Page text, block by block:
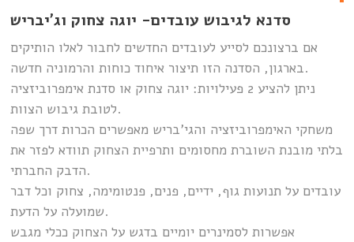
סדנא לגיבוש עובדים- יוגה צחוק וג’יבריש
אם ברצונכם לסייע לעובדים החדשים לחבור לאלו הותיקים
בארגון, הסדנה הזו תיצור איחוד כוחות והרמוניה חדשה.
ניתן להציע 2 פעילויות: יוגה צחוק או סדנת אימפרוביזציה
לטובת גיבוש הצוות.
משחקי האימפרוביזציה והגי’בריש מאפשרים הכרות דרך שפה
בלתי מובנת השוברת מחסומים ותרפיית הצחוק תוודא לפזר את
הדבק החברתי.
עובדים על תנועות גוף, ידיים, פנים, פנטומימה, צחוק וכל דבר
שמועלה על הדעת.
אפשרות לסמינרים יומיים בדגש על הצחוק ככלי מגבש